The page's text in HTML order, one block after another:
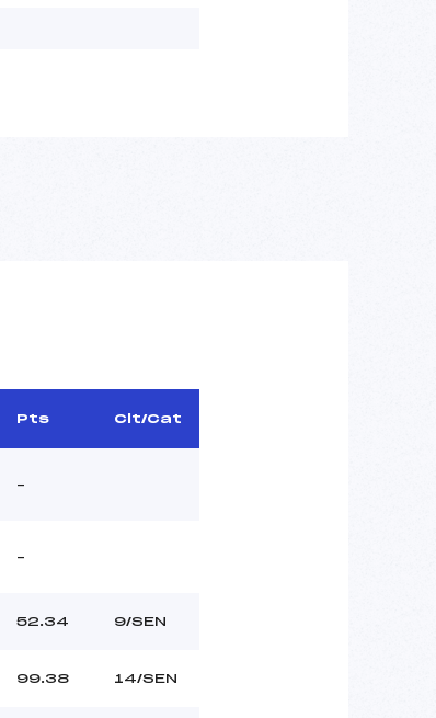
Pts Clt/Cat
–
–
52.34 9/SEN
99.38 14/SEN